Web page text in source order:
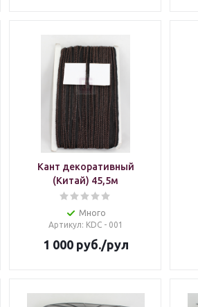
Кант декоративный
(Китай) 45,5м
Много
Артикул: KDC - 001
1 000руб./рул